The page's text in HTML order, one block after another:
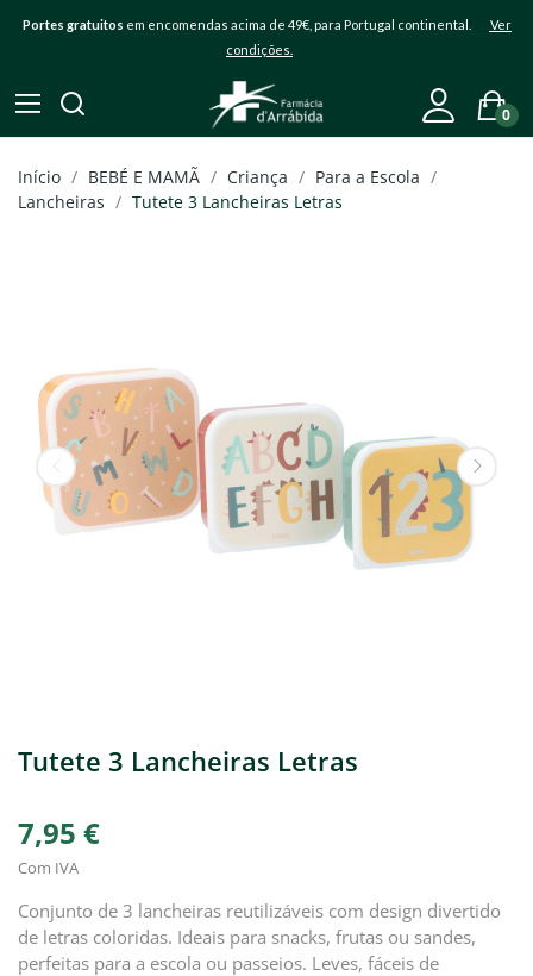
Portes gratuitos em encomendas acima de 49€, para Portugal continental. Ver
condições.
0
Início BEBÉ E MAMÃ Criança
Para a Escola
Lancheiras
Tutete 3 Lancheiras Letras
Tutete 3 Lancheiras Letras
7,95 €
Com IVA
Conjunto de 3 lancheiras reutilizáveis com design divertido
de letras coloridas. Ideais para snacks, frutas ou sandes,
perfeitas para a escola ou passeios. Leves, fáceis de